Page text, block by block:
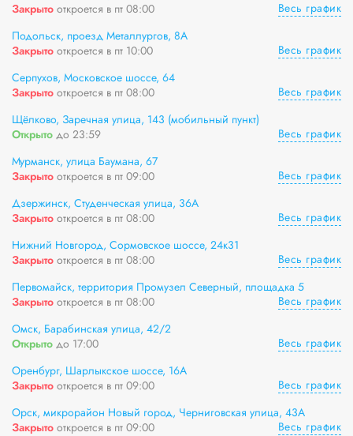
Закрыто откроется в пт 08:00
Весь график
Подольск, проезд Металлургов, 8А
Закрыто откроется в пт 10:00
Весь график
Серпухов, Московское шоссе, 64
Закрыто откроется в пт 08:00
Весь график
Щёлково, Заречная улица, 143 (мобильный пункт)
Открыто до 23:59
Весь график
Мурманск, улица Баумана, 67
Закрыто откроется в пт 09:00
Весь график
Дзержинск, Студенческая улица, 36А
Закрыто откроется в пт 08:00
Весь график
Нижний Новгород, Сормовское шоссе, 24к31
Закрыто откроется в пт 08:00
Весь график
Первомайск, территория Промузел Северный, площадка 5
Закрыто откроется в пт 08:00
Весь график
Омск, Барабинская улица, 42/2
Открыто до 17:00
Весь график
Оренбург, Шарлыкское шоссе, 16А
Закрыто откроется в пт 09:00
Весь график
Орск, микрорайон Новый город, Черниговская улица, 43А
Закрыто откроется в пт 09:00
Весь график